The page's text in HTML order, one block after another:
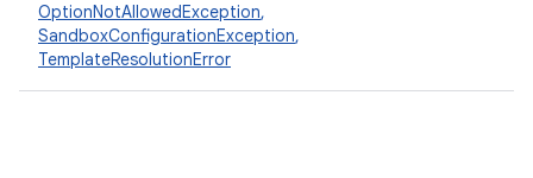
OptionNotAllowedException,
SandboxConfigurationException,
TemplateResolutionError